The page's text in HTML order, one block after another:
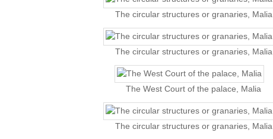
The circular structures or granaries, Malia
The circular structures or granaries, Malia
The West Court of the palace, Malia
The circular structures or granaries, Malia